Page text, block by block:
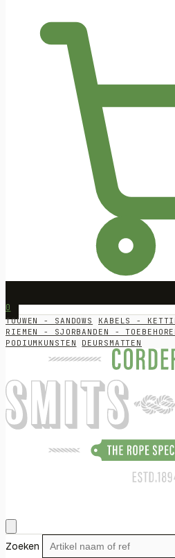
0
TOUWEN - SANDOWS KABELS -
RIEMEN - SJORBANDEN -
PODIUMKUNSTEN
DEURSMATTEN
Zoeken